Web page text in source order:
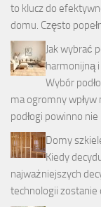
to klucz do
domu. Często
Jak wybrać
harmonijną
Wybór
ma ogromny wpływ
podłogi powinno
Domy
Kiedy
najważniejszych
technologii zostanie